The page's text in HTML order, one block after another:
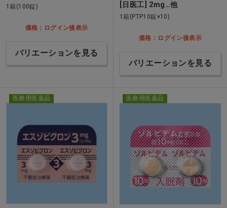
1箱(100錠)
価格：ログイン後表示
バリエーションを見る
[日医工] 2mg…他
1箱(PTP10錠×10)
価格：ログイン後表示
バリエーションを見る
医療用医薬品 医療用医薬品